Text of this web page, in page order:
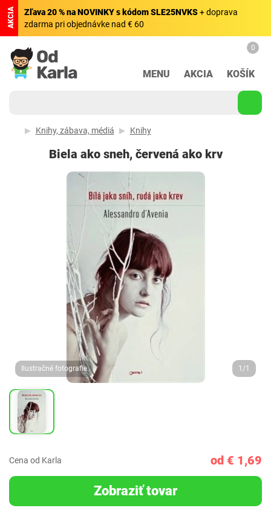
AKCIA Zľava 20 % na NOVINKY s kódom SLE25NVKS+ doprava
zdarma pri objednávke nad € 60
MENU AKCIA
0
KOŠÍK
Knihy, zábava, médiá Knihy
Biela ako sneh, červená ako krv
Ilustračné fotografie 1/1
Cena od Karla od € 1,69
Zobraziť tovar